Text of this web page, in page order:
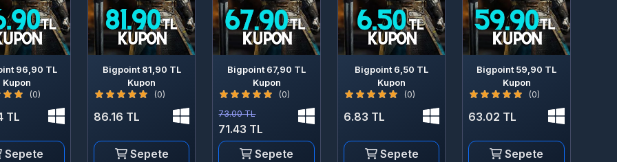
96,90 TL
Kupon
(0)
TL
Sepete
Bigpoint 81,90 TL
Kupon
(0)
86.16 TL
Sepete
Bigpoint 67,90 TL
Kupon
(0)
73.00 TL
71.43 TL
Sepete
Bigpoint 6,50 TL
Kupon
(0)
6.83 TL
Sepete
Bigpoint 59,90 TL
Kupon
(0)
63.02 TL
Sepete